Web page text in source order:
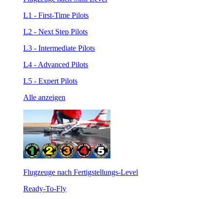
L1 - First-Time Pilots
L2 - Next Step Pilots
L3 - Intermediate Pilots
L4 - Advanced Pilots
L5 - Expert Pilots
Alle anzeigen
Flugzeuge nach Fertigstellungs-Level
Ready-To-Fly